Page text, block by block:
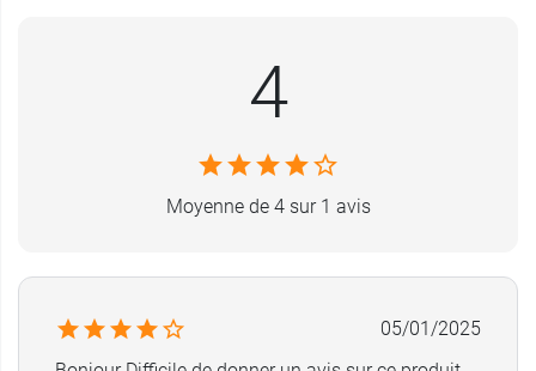
puce chat Beaphar Diméthicare ?
Ouvrez la pipette en rompant son extrémité.
Écartez les poils de votre chat le long de sa ligne
dorsale (des omoplates jusqu'à la base de sa
queue), de façon à ce que sa peau soit visible.
chat. Veillez à bien laisser la pipette au contact
de sa peau.
4
Moyenne de 4 sur 1 avis
05/01/2025